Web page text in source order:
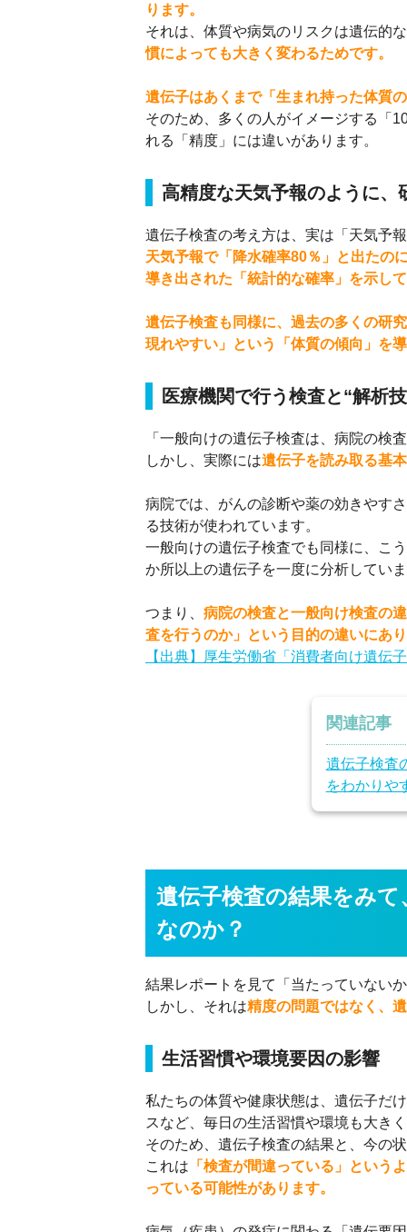
ります。
それは、体質や病気のリスクは遺伝的
慣によっても大きく変わるためです。
遺伝子はあくまで「生まれ持った体質
そのため、多くの人がイメージする「
れる「精度」には違いがあります。
高精度な天気予報のように、
遺伝子検査の考え方は、実は「天気予
天気予報で「降水確率80％」と出たの
導き出された「統計的な確率」を示し
遺伝子検査も同様に、過去の多くの研
現れやすい」という「体質の傾向」を
医療機関で行う検査と“解析
「一般向けの遺伝子検査は、病院の検
しかし、実際には遺伝子を読み取る基
病院では、がんの診断や薬の効きやす
る技術が使われています。
一般向けの遺伝子検査でも同様に、こ
か所以上の遺伝子を一度に分析してい
つまり、 病院の検査と一般向け検査の
査を行うのか」という目的の違いにあ
【出典】厚生労働省「消費者向け遺伝
関連記事
遺伝子検査
をわかりや
遺伝子検査の結果をみ
なのか？
結果レポートを見て「当たっていない
しかし、それは精度の問題ではなく、
生活習慣や環境要因の影響
私たちの体質や健康状態は、遺伝子だ
スなど、毎日の生活習慣や環境も大き
そのため、遺伝子検査の結果と、今の
これは 「検査が間違っている」という
っている可能性があります。